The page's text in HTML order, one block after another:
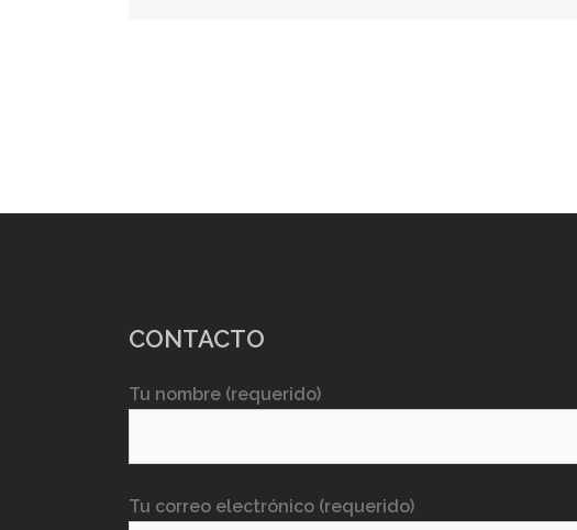
CONTACTO
Tu nombre (requerido)
Tu correo electrónico (requerido)